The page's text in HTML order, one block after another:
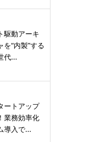
駆動アーキ
を“内製”する
...
ートアップ
業務効率化
導入で...